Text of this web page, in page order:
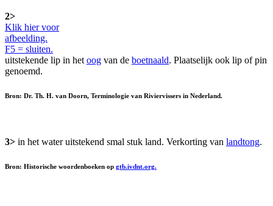
2>
Klik hier voor
afbeelding.
F5 = sluiten.
uitstekende lip in het oog van de boetnaald. Plaatselijk ook lip of pin
genoemd.
Bron: Dr. Th. H. van Doorn, Terminologie van Riviervissers in Nederland.
3> in het water uitstekend smal stuk land. Verkorting van landtong.
Bron: Historische woordenboeken op gtb.ivdnt.org.